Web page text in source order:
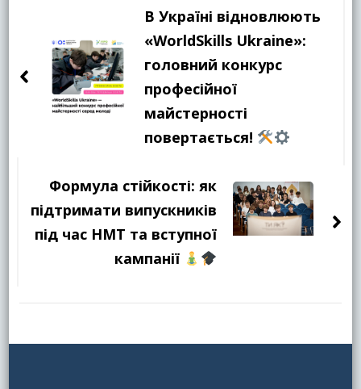
запису
В Україні відновлюють
«WorldSkills Ukraine»:
головний конкурс
професійної
майстерності
повертається!
Формула стійкості: як
підтримати випускників
під час НМТ та вступної
кампанії